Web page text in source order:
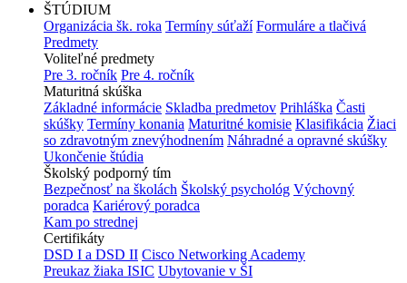
ŠTÚDIUM
Organizácia šk. roka Termíny súťaží Formuláre a tlačivá
Predmety
Voliteľné predmety
Pre 3. ročník Pre 4. ročník
Maturitná skúška
Základné informácie Skladba predmetov Prihláška Časti
skúšky Termíny konania Maturitné komisie Klasifikácia Žiaci
so zdravotným znevýhodnením Náhradné a opravné skúšky
Ukončenie štúdia
Školský podporný tím
Bezpečnosť na školách Školský psychológ Výchovný
poradca Kariérový poradca
Kam po strednej
Certifikáty
DSD I a DSD II Cisco Networking Academy
Preukaz žiaka ISIC Ubytovanie v ŠI